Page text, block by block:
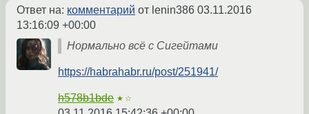
Ответ на: комментарий от lenin386 03.11.2016
13:16:09 +00:00
Нормально всё с Сигейтами
https://habrahabr.ru/post/251941/
h578b1bde ★☆